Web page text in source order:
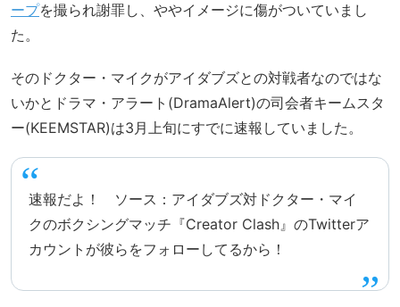
ープを撮られ謝罪し、ややイメージに傷がついていまし
た。
そのドクター・マイクがアイダブズとの対戦者なのではな
いかとドラマ・アラート(DramaAlert)の司会者キームスタ
ー(KEEMSTAR)は3月上旬にすでに速報していました。
速報だよ！ ソース：アイダブズ対ドクター・マイ
クのボクシングマッチ『Creator Clash』のTwitterア
カウントが彼らをフォローしてるから！